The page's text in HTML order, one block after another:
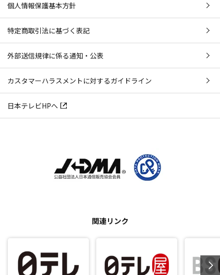
個人情報保護基本方針
特定商取引法に基づく表記
外部送信規律に係る通知・公表
カスタマーハラスメントに対するガイドライン
日本テレビHPへ
関連リンク